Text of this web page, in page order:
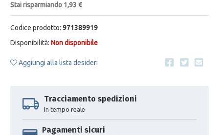
Stai risparmiando 1,93 €
Codice prodotto: 971389919
Disponibilità: Non disponibile
Aggiungi alla lista desideri
Tracciamento spedizioni
In tempo reale
Pagamenti sicuri